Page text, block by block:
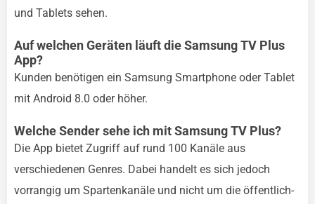
und Tablets sehen.
Auf welchen Geräten läuft die Samsung TV Plus
App?
Kunden benötigen ein Samsung Smartphone oder Tablet
mit Android 8.0 oder höher.
Welche Sender sehe ich mit Samsung TV Plus?
Die App bietet Zugriff auf rund 100 Kanäle aus
verschiedenen Genres. Dabei handelt es sich jedoch
vorrangig um Spartenkanäle und nicht um die öffentlich-